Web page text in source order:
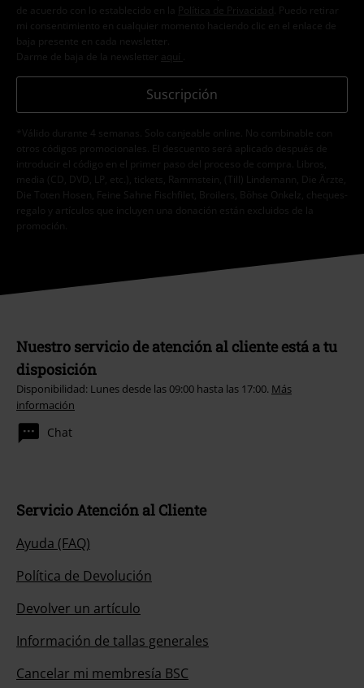
de acuerdo con lo establecido en la
Política de Privacidad . Puedo retirar
mi consentimiento en cualquier momento haciendo clic en el enlace de
baja presente en cada newsletter.
Darme de baja de la newsletter
aquí
Suscripción
*Válido durante 4 semanas. Solo canjeable online. No combinable con
otros códigos promocionales. El descuento será aplicado después de
introducir el código en el primer paso del proceso de compra. Libros,
media (CD, DVD, LP, etc.), tickets, Rammstein, (Till) Lindemann, Die Ärzte,
Die Toten Hosen, Feine Sahne Fischfilet, Broilers, Böhse Onkelz, cheques-
regalo y artículos que incluyen una donación están excluidos de la
promoción.
Nuestro servicio de atención al cliente está a tu
disposición
Disponibilidad: Lunes desde las 09:00 hasta las 17:00. Más
información
Chat
Servicio Atención al Cliente
Ayuda (FAQ)
Política de Devolución
Devolver un artículo
Información de tallas generales
Cancelar mi membresía BSC